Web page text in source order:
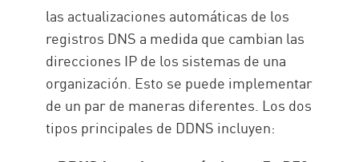
las actualizaciones automáticas de los
registros DNS a medida que cambian las
direcciones IP de los sistemas de una
organización. Esto se puede implementar
de un par de maneras diferentes. Los dos
tipos principales de DDNS incluyen: